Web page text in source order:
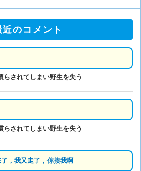
近のコメント
らされてしまい野生を失う
らされてしまい野生を失う
，我又走了，你揍我啊